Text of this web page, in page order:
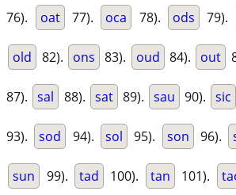
76). oat 77). oca 78). ods 79).
old 82). ons 83). oud 84). out
87). sal 88). sat 89). sau 90). sic
93). sod 94). sol 95). son 96).
sun 99). tad 100). tan 101).